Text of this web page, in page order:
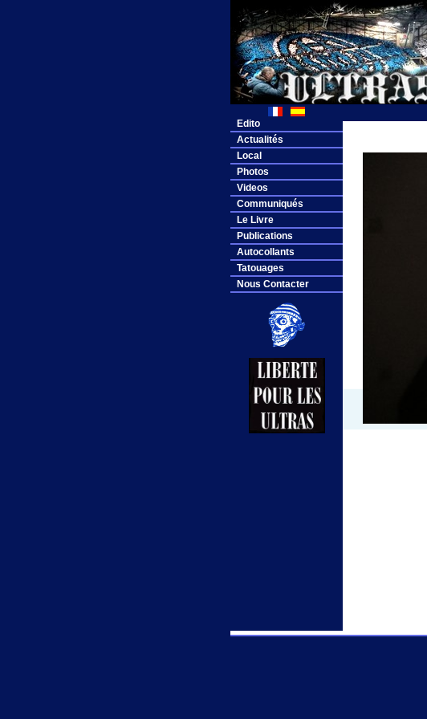
Edito
Actualités
Local
Photos
Videos
Communiqués
Le Livre
Publications
Autocollants
Tatouages
Nous Contacter